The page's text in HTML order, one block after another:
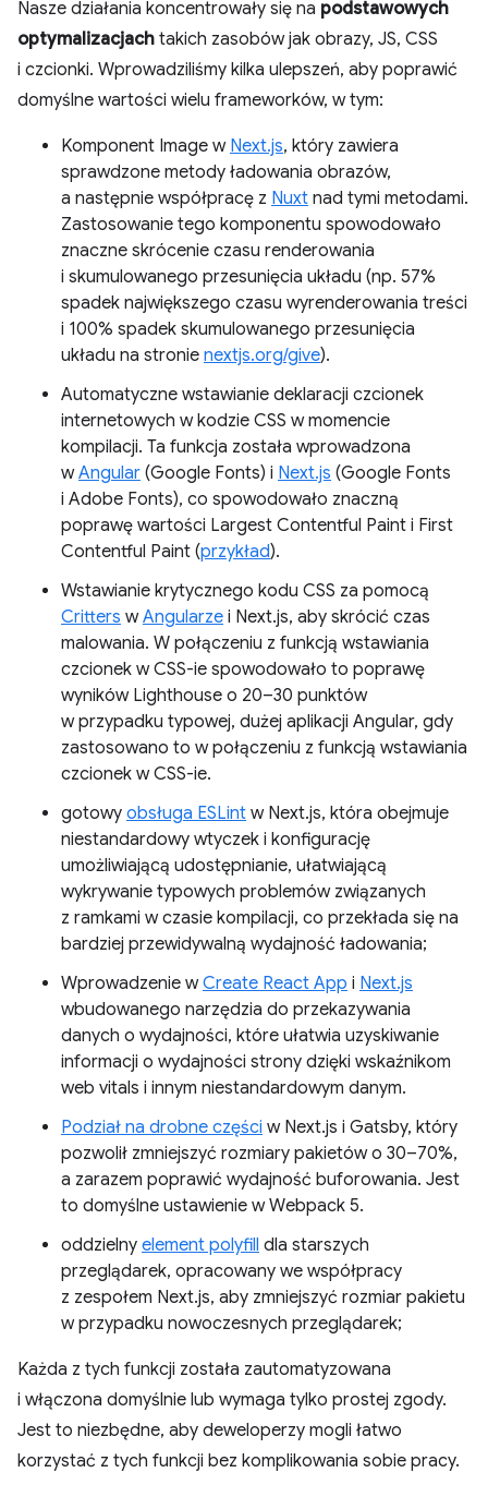
Nasze działania koncentrowały się na podstawowych
optymalizacjach takich zasobów jak obrazy, JS, CSS
i czcionki. Wprowadziliśmy kilka ulepszeń, aby poprawić
domyślne wartości wielu frameworków, w tym:
Komponent Image w Next.js, który zawiera
sprawdzone metody ładowania obrazów,
a następnie współpracę z Nuxt nad tymi metodami.
Zastosowanie tego komponentu spowodowało
znaczne skrócenie czasu renderowania
i skumulowanego przesunięcia układu (np. 57%
spadek największego czasu wyrenderowania treści
i 100% spadek skumulowanego przesunięcia
układu na stronie nextjs.org/give).
Automatyczne wstawianie deklaracji czcionek
internetowych w kodzie CSS w momencie
kompilacji. Ta funkcja została wprowadzona
wAngular (Google Fonts) i Next.js (Google Fonts
i Adobe Fonts), co spowodowało znaczną
poprawę wartości Largest Contentful Paint i First
Contentful Paint (przykład).
Wstawianie krytycznego kodu CSS za pomocą
Critters wAngularze i Next.js, aby skrócić czas
malowania. W połączeniu z funkcją wstawiania
czcionek w CSS-ie spowodowało to poprawę
wyników Lighthouse o 20–30 punktów
w przypadku typowej, dużej aplikacji Angular, gdy
zastosowano to w połączeniu z funkcją wstawiania
czcionek w CSS-ie.
gotowy obsługa ESLint w Next.js, która obejmuje
niestandardowy wtyczek i konfigurację
umożliwiającą udostępnianie, ułatwiającą
wykrywanie typowych problemów związanych
z ramkami w czasie kompilacji, co przekłada się na
bardziej przewidywalną wydajność ładowania;
Wprowadzenie wCreate React App i Next.js
wbudowanego narzędzia do przekazywania
danych o wydajności, które ułatwia uzyskiwanie
informacji o wydajności strony dzięki wskaźnikom
web vitals i innym niestandardowym danym.
Podział na drobne części w Next.js i Gatsby, który
pozwolił zmniejszyć rozmiary pakietów o 30–70%,
a zarazem poprawić wydajność buforowania. Jest
to domyślne ustawienie w Webpack 5.
oddzielny element polyfill dla starszych
przeglądarek, opracowany we współpracy
z zespołem Next.js, aby zmniejszyć rozmiar pakietu
w przypadku nowoczesnych przeglądarek;
Każda z tych funkcji została zautomatyzowana
i włączona domyślnie lub wymaga tylko prostej zgody.
Jest to niezbędne, aby deweloperzy mogli łatwo
korzystać z tych funkcji bez komplikowania sobie pracy.